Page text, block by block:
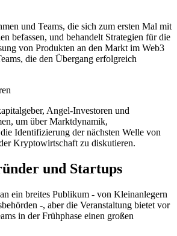
und Teams, die sich zum ersten Mal mit
befassen, und behandelt Strategien für die
von Produkten an den Markt im Web3
die den Übergang erfolgreich
Angel-Investoren und
um über Marktdynamik,
Identifizierung der nächsten Welle von
Kryptowirtschaft zu diskutieren.
und Startups
ein breites Publikum - von Kleinanlegern
-, aber die Veranstaltung bietet vor
in der Frühphase einen großen